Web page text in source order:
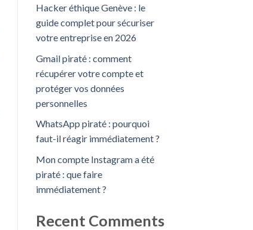
Hacker éthique Genève : le
guide complet pour sécuriser
votre entreprise en 2026
Gmail piraté : comment
récupérer votre compte et
protéger vos données
personnelles
WhatsApp piraté : pourquoi
faut-il réagir immédiatement ?
Mon compte Instagram a été
piraté : que faire
immédiatement ?
Recent Comments